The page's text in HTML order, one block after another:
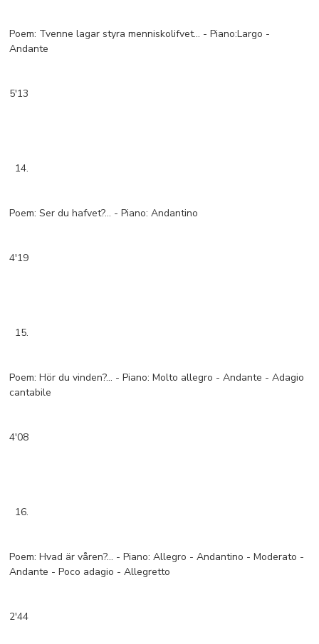
Poem: Tvenne lagar styra menniskolifvet… - Piano:Largo -
Andante
5'13
14.
Poem: Ser du hafvet?… - Piano: Andantino
4'19
15.
Poem: Hör du vinden?… - Piano: Molto allegro - Andante - Adagio
cantabile
4'08
16.
Poem: Hvad är våren?… - Piano: Allegro - Andantino - Moderato -
Andante - Poco adagio - Allegretto
2'44